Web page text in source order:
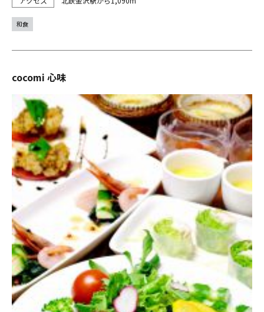
和食
cocomi 心味